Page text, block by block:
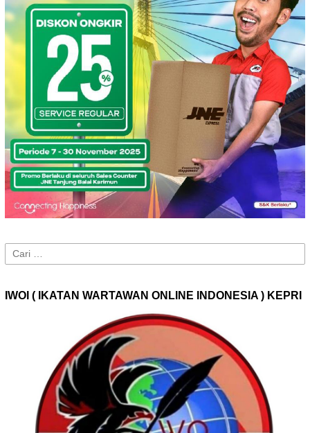
Cari
untuk:
IWOI ( IKATAN WARTAWAN ONLINE INDONESIA ) KEPRI